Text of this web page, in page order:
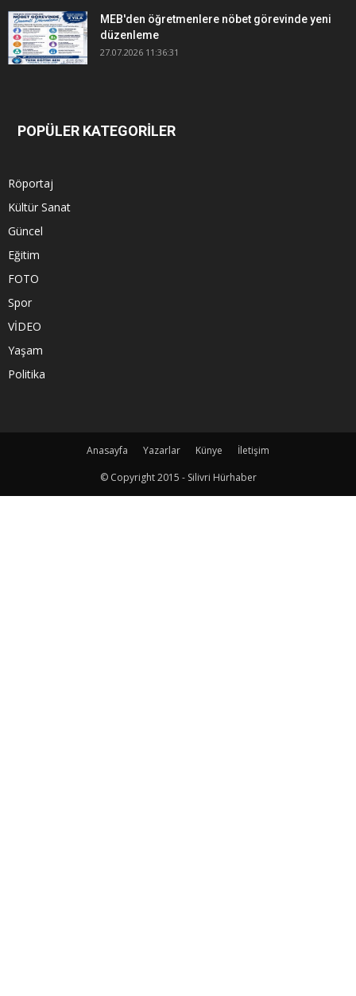
MEB'den öğretmenlere nöbet görevinde yeni
düzenleme
27.07.2026 11:36:31
POPÜLER KATEGORİLER
Röportaj
Kültür Sanat
Güncel
Eğitim
FOTO
Spor
VİDEO
Yaşam
Politika
Anasayfa Yazarlar Künye
İletişim
© Copyright 2015 - Silivri Hürhaber